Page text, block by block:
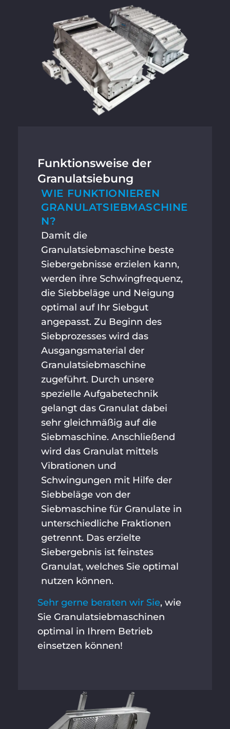
Funktionsweise der
Granulatsiebung
WIE FUNKTIONIEREN
GRANULATSIEBMASCHINE
N?
Damit die
Granulatsiebmaschine beste
Siebergebnisse erzielen kann,
werden ihre Schwingfrequenz,
die Siebbeläge und Neigung
optimal auf Ihr Siebgut
angepasst. Zu Beginn des
Siebprozesses wird das
Ausgangsmaterial der
Granulatsiebmaschine
zugeführt. Durch unsere
spezielle Aufgabetechnik
gelangt das Granulat dabei
sehr gleichmäßig auf die
Siebmaschine. Anschließend
wird das Granulat mittels
Vibrationen und
Schwingungen mit Hilfe der
Siebbeläge von der
Siebmaschine für Granulate in
unterschiedliche Fraktionen
getrennt. Das erzielte
Siebergebnis ist feinstes
Granulat, welches Sie optimal
nutzen können.
Sehr gerne beraten wir Sie, wie
Sie Granulatsiebmaschinen
optimal in Ihrem Betrieb
einsetzen können!